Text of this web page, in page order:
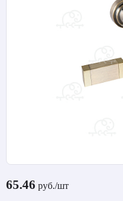
65.46 руб./шт